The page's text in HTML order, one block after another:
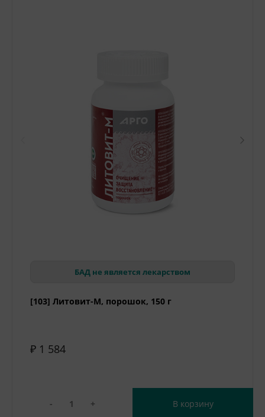
БАД не является лекарством
[103] Литовит-М, порошок, 150 г
₽ 1 584
- + В корзину